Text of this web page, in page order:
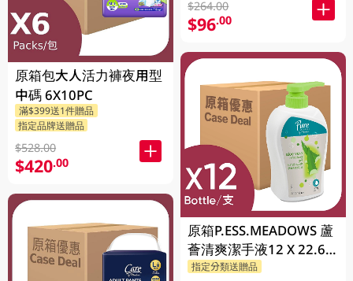
原箱包大人活力褲夜用型
中碼 6X10PC
滿$399送1件贈品
指定品牌送贈品
$528.00
$420.00
$264.00
$96.00
原箱P.ESS.MEADOWS 蘆
薈清爽潔手液12 X 22.6
GM
指定分類送贈品